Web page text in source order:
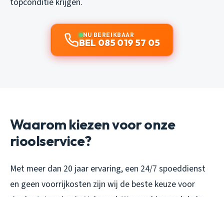
NU BEREIKBAAR
BEL 085 019 57 05
Waarom kiezen voor onze
rioolservice?
Met meer dan 20 jaar ervaring, een 24/7 spoeddienst
en geen voorrijkosten zijn wij de beste keuze voor